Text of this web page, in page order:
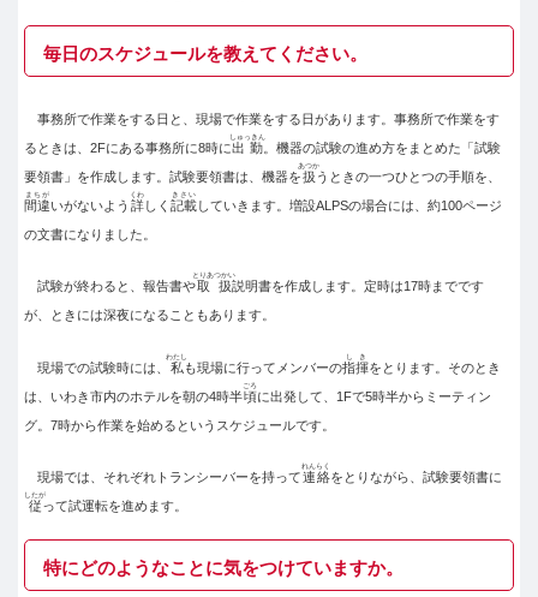
毎日のスケジュールを教えてください。
事務所で作業をする日と、現場で作業をする日があります。事務所で作業をす
るときは、2Fにある事務所に8時に出勤
しゅっきん
。機器の試験の進め方をまとめた「試験
要領書」を作成します。試験要領書は、機器を扱
あつか
うときの一つひとつの手順を、
間違
まちが
いがないよう 詳
くわ
しく 記載
きさい
していきます。増設ALPSの場合には、約100ページ
の文書になりました。
試験が終わると、報告書や取扱
とりあつかい
説明書を作成します。定時は17時までです
が、ときには深夜になることもあります。
現場での試験時には、 私
わたし
も現場に行ってメンバーの指揮
しき
をとります。そのとき
は、いわき市内のホテルを朝の4時半頃
ごろ
に出発して、1Fで5時半からミーティン
グ。7時から作業を始めるというスケジュールです。
現場では、それぞれトランシーバーを持って連絡
れんらく
をとりながら、試験要領書に
従
したが
って試運転を進めます。
特にどのようなことに気をつけていますか。